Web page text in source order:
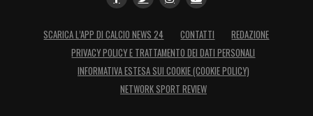
SCARICA L’APP DI CALCIO NEWS 24 CONTATTI
REDAZIONE
PRIVACY POLICY E TRATTAMENTO DEI DATI PERSONALI
INFORMATIVA ESTESA SUI COOKIE (COOKIE POLICY)
NETWORK SPORT REVIEW